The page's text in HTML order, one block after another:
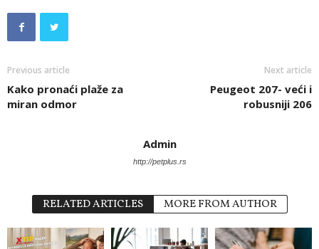
Previous article
Kako pronaći plaže za
miran odmor
Next article
Peugeot 207- veći i
robusniji 206
Admin
http://petplus.rs
RELATED ARTICLES MORE FROM AUTHOR